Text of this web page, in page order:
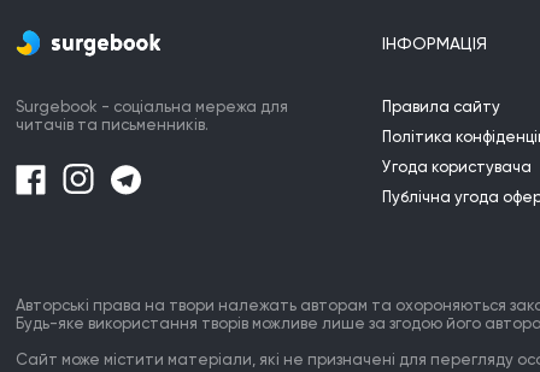
Surgebook - соціальна мережа для
читачів та письменників.
ІНФОРМАЦІЯ
Правила сайту
Політика
Угода користувача
Публічна угода
Авторські права на твори належать авторам та охороняються
Будь-яке використання творів можливе лише за згодою його
Сайт може містити матеріали, які не призначені для перегляду